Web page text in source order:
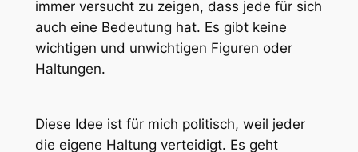
immer versucht zu zeigen, dass jede für sich
auch eine Bedeutung hat. Es gibt keine
wichtigen und unwichtigen Figuren oder
Haltungen.
Diese Idee ist für mich politisch, weil jeder
die eigene Haltung verteidigt. Es geht